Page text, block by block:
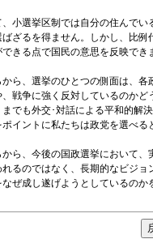
小選挙区制では自分の住んでい
ばざるを得ません。しかし、比
できる点で国民の意思を反映でき
ら、選挙のひとつの側面は、各
、戦争に強く反対しているのか
までも外交･対話による平和的解
ポイントに私たちは政党を選べる
ら、今後の国政選挙において、
れるのではなく、長期的なビジ
なぜ成し遂げようとしているの